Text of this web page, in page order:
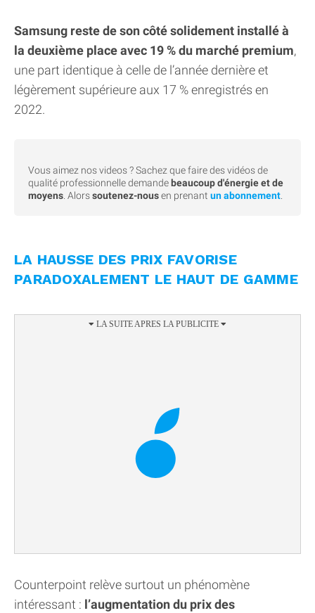
Samsung reste de son côté solidement installé à
la deuxième place avec 19 % du marché premium,
une part identique à celle de l’année dernière et
légèrement supérieure aux 17 % enregistrés en
2022.
Vous aimez nos videos ? Sachez que faire des vidéos de
qualité professionnelle demande beaucoup d'énergie et de
moyens . Alorssoutenez-nousen prenant un abonnement
LA HAUSSE DES PRIX FAVORISE
PARADOXALEMENT LE HAUT DE GAMME
Counterpoint relève surtout un phénomène
intéressant : l’augmentation du prix des